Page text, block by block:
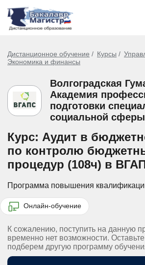
Дистанционное обучение Курсы
Экономика и финансы
Волгоградская
Академия
подготовки
социальной сферы
Курс: Аудит в
по контролю
процедур (108ч) в
Программа повышения
Онлайн-обучение
К сожалению, поступить на данную
временно нет возможности.
подберем другую программу